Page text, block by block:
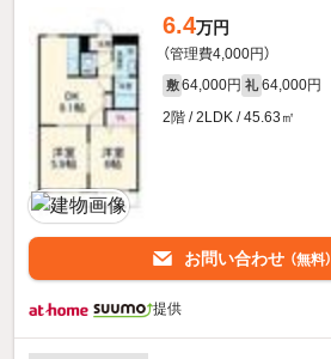
6.4万円
（管理費4,000円）
敷 64,000円 礼 64,000円
2階 / 2LDK / 45.63㎡
お問い合わせ （無料）
提供